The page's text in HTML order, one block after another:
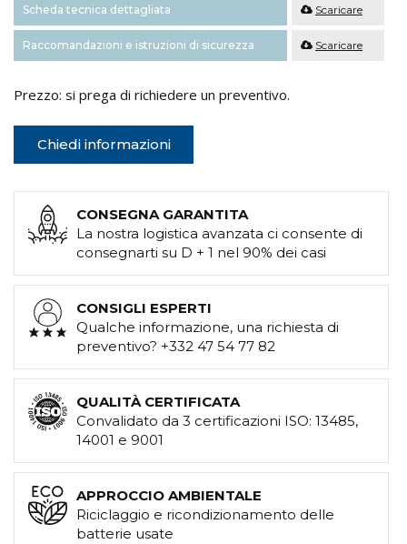
Scheda tecnica dettagliata Scaricare
Raccomandazioni e istruzioni di sicurezza Scaricare
Prezzo: si prega di richiedere un preventivo.
Chiedi informazioni
CONSEGNA GARANTITA
La nostra logistica avanzata ci consente di
consegnarti su D + 1 nel 90% dei casi
CONSIGLI ESPERTI
Qualche informazione, una richiesta di
preventivo? +332 47 54 77 82
QUALITÀ CERTIFICATA
Convalidato da 3 certificazioni ISO: 13485,
14001 e 9001
APPROCCIO AMBIENTALE
Riciclaggio e ricondizionamento delle
batterie usate